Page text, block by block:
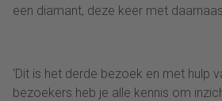
een diamant, deze keer met
‘Dit is het derde bezoek en met hulp
bezoekers heb je alle kennis om